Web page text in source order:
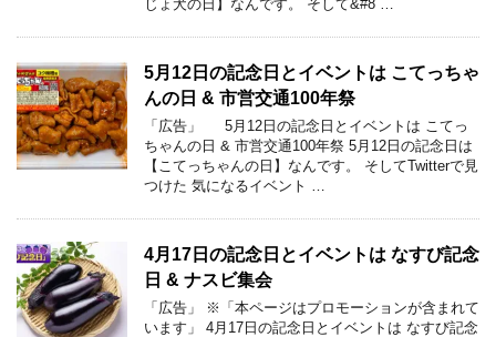
じょ犬の日】なんです。 そして&#8 …
5月12日の記念日とイベントは こてっちゃ
んの日 & 市営交通100年祭
「広告」 5月12日の記念日とイベントは こてっ
ちゃんの日 & 市営交通100年祭 5月12日の記念日は
【こてっちゃんの日】なんです。 そしてTwitterで見
つけた 気になるイベント …
4月17日の記念日とイベントは なすび記念
日 & ナスビ集会
「広告」 ※「本ページはプロモーションが含まれて
います」 4月17日の記念日とイベントは なすび記念